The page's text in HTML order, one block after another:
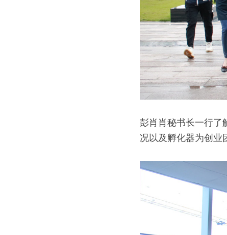
彭肖肖秘书长一行了
况以及孵化器为创业